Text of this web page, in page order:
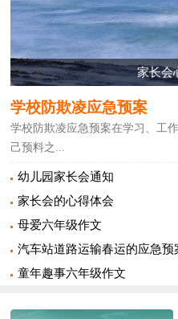
家长会
学校防欺凌应急预案
学校防欺凌应急预案在学习、工
己预料之...
幼儿园家长会通知
家长会的心得体会
母爱六年级作文
汽车站道路运输春运的应急预
童年趣事六年级作文